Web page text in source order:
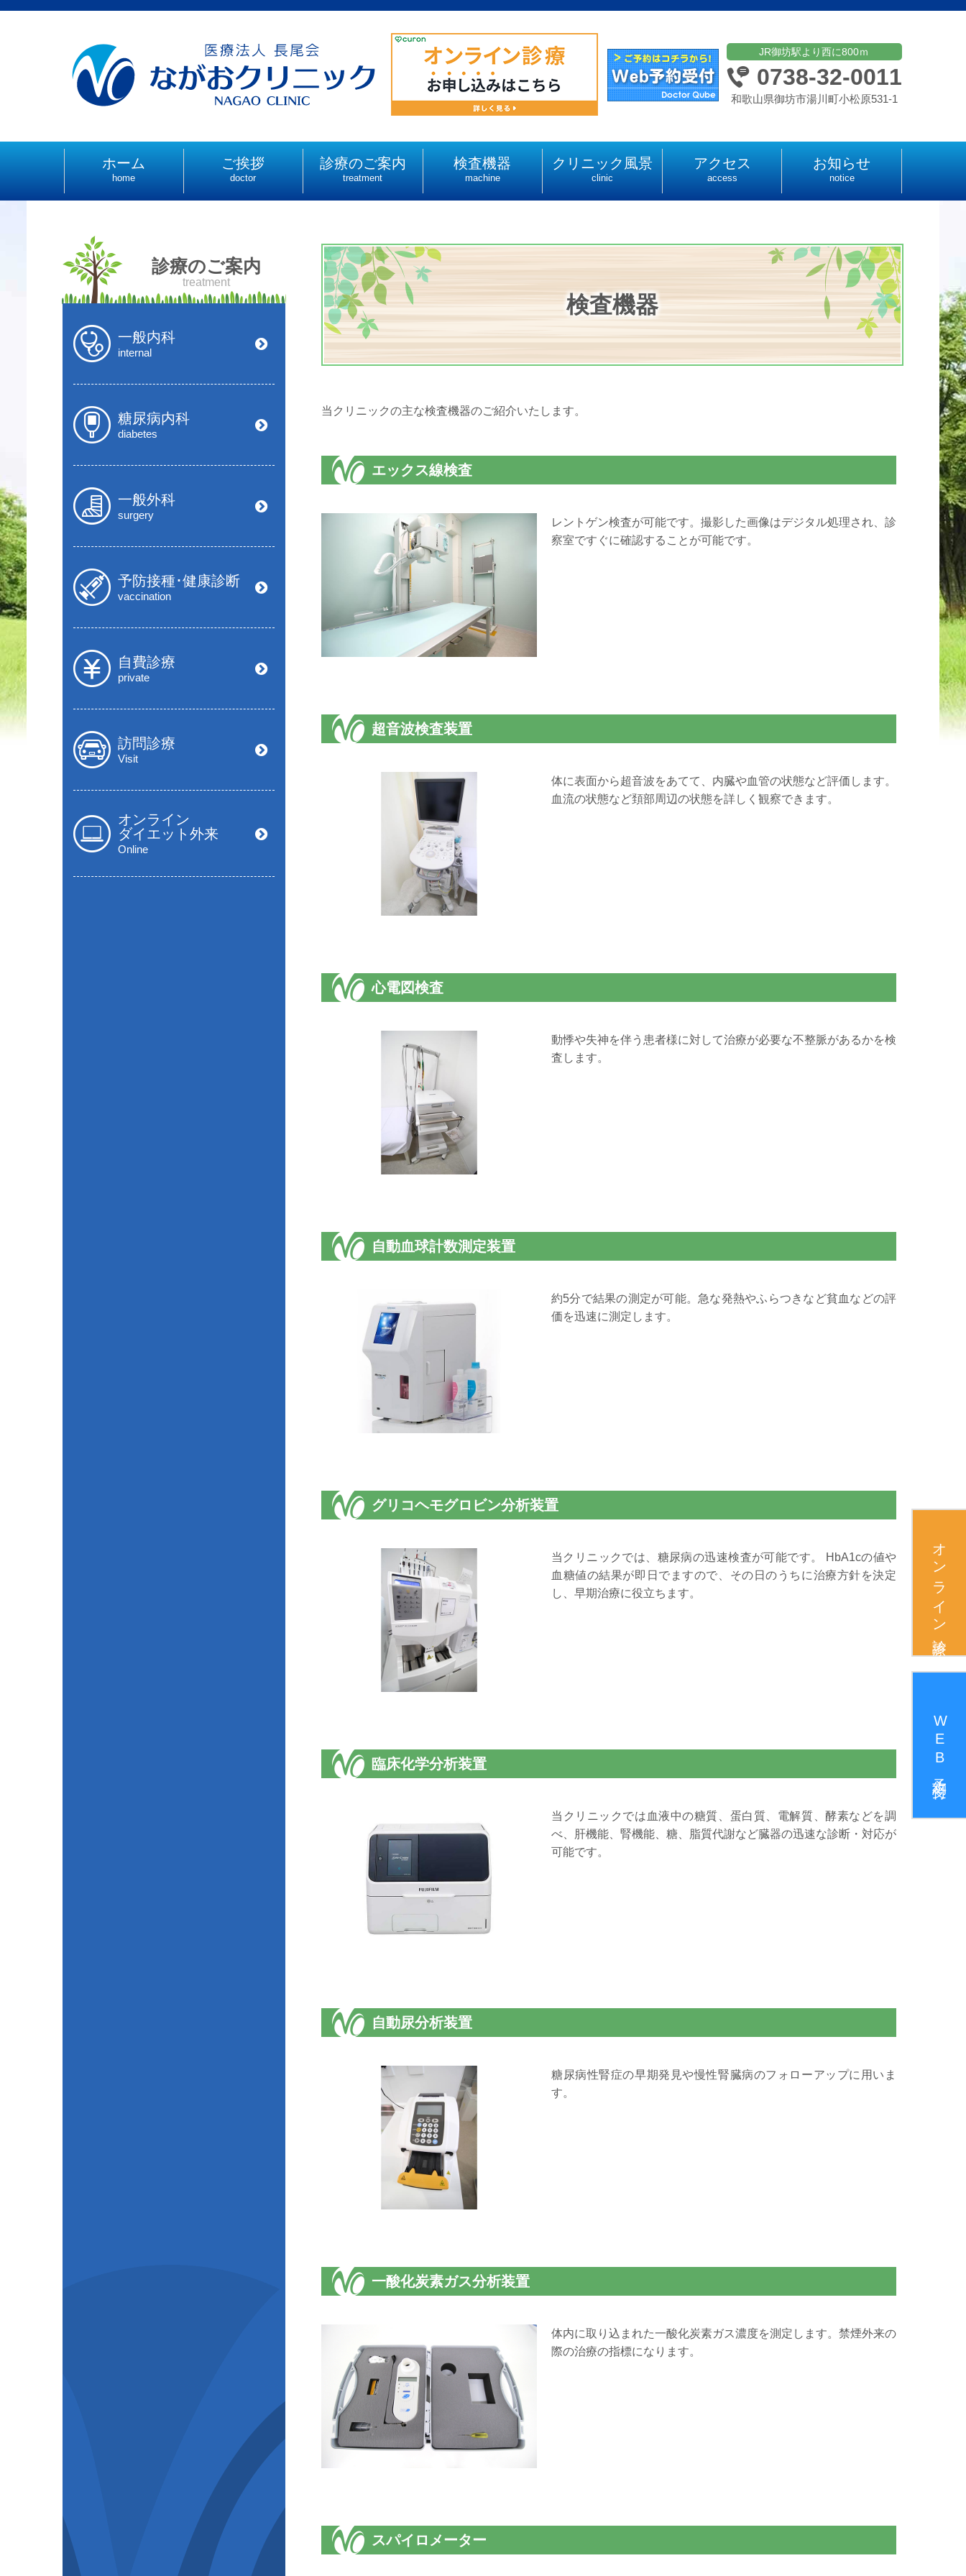
JR御坊駅より西に800ｍ
0738-32-0011
和歌山県御坊市湯川町小松原531-1
ホーム
home
ご挨拶
doctor
診療のご案内
treatment
検査機器
machine
クリニック風景
clinic
アクセス
access
お知らせ
notice
オンライン診療
WEB予約受付
検査機器
当クリニックの主な検査機器のご紹介いたします。
エックス線検査
レントゲン検査が可能です。撮影した画像はデジタル処理され、診
察室ですぐに確認することが可能です。
超音波検査装置
体に表面から超音波をあてて、内臓や血管の状態など評価します。
血流の状態など頚部周辺の状態を詳しく観察できます。
心電図検査
動悸や失神を伴う患者様に対して治療が必要な不整脈があるかを検
査します。
自動血球計数測定装置
約5分で結果の測定が可能。急な発熱やふらつきなど貧血などの評
価を迅速に測定します。
グリコヘモグロビン分析装置
当クリニックでは、糖尿病の迅速検査が可能です。 HbA1cの値や
血糖値の結果が即日でますので、その日のうちに治療方針を決定
し、早期治療に役立ちます。
臨床化学分析装置
当クリニックでは血液中の糖質、蛋白質、電解質、酵素などを調
べ、肝機能、腎機能、糖、脂質代謝など臓器の迅速な診断・対応が
可能です。
自動尿分析装置
糖尿病性腎症の早期発見や慢性腎臓病のフォローアップに用いま
す。
一酸化炭素ガス分析装置
体内に取り込まれた一酸化炭素ガス濃度を測定します。禁煙外来の
際の治療の指標になります。
スパイロメーター
診療のご案内
treatment
一般内科
internal
糖尿病内科
diabetes
一般外科
surgery
予防接種･健康診断
vaccination
自費診療
private
訪問診療
Visit
オンライン
ダイエット外来
Online